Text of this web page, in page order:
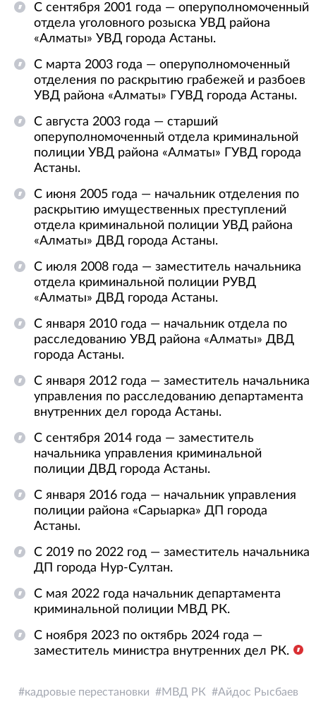
С сентября 2001 года — оперуполномоченный
отдела уголовного розыска УВД района
«Алматы» УВД города Астаны.
С марта 2003 года — оперуполномоченный
отделения по раскрытию грабежей и разбоев
УВД района «Алматы» ГУВД города Астаны.
С августа 2003 года — старший
оперуполномоченный отдела криминальной
полиции УВД района «Алматы» ГУВД города
Астаны.
С июня 2005 года — начальник отделения по
раскрытию имущественных преступлений
отдела криминальной полиции УВД района
«Алматы» ДВД города Астаны.
С июля 2008 года — заместитель начальника
отдела криминальной полиции РУВД
«Алматы» ДВД города Астаны.
С января 2010 года — начальник отдела по
расследованию УВД района «Алматы» ДВД
города Астаны.
С января 2012 года — заместитель начальника
управления по расследованию департамента
внутренних дел города Астаны.
С сентября 2014 года — заместитель
начальника управления криминальной
полиции ДВД города Астаны.
С января 2016 года — начальник управления
полиции района «Сарыарка» ДП города
Астаны.
С 2019 по 2022 год — заместитель начальника
ДП города Нур-Султан.
С мая 2022 года начальник департамента
криминальной полиции МВД РК.
С ноября 2023 по октябрь 2024 года —
заместитель министра внутренних дел РК.
кадровые перестановки МВД РК Айдос Рысбаев